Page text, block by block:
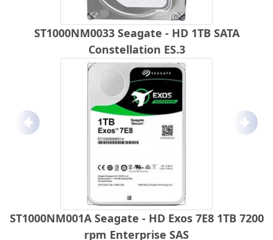
ST1000NM0033 Seagate - HD 1TB SATA
Constellation ES.3
ST1000NM001A Seagate - HD Exos 7E8 1TB 7200
rpm Enterprise SAS
Anterior